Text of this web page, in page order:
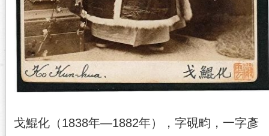
戈鯤化（1838年—1882年），字硯畇，一字彥